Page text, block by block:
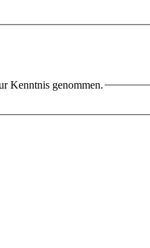
Kenntnis genommen.